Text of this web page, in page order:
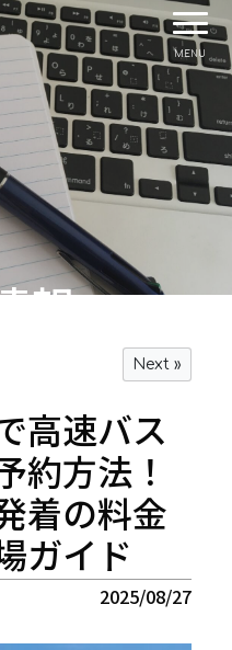
MENU
報
Next »
高速バス
約方法！
着の料金
ガイド
2025/08/27